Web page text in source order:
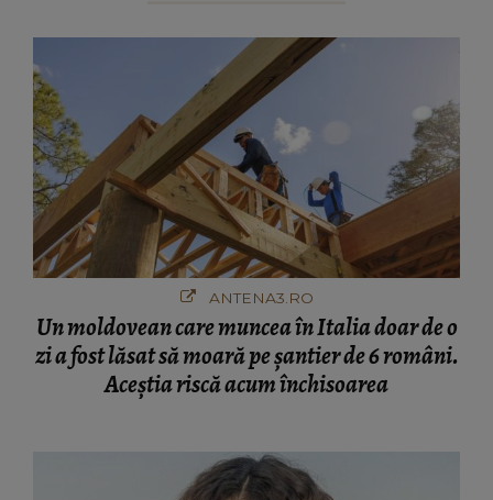
ANTENA3.RO
Un moldovean care muncea în Italia doar de o
zi a fost lăsat să moară pe şantier de 6 români.
Aceștia riscă acum închisoarea